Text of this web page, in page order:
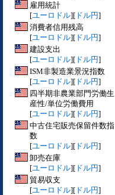
雇用統計
[ユーロドル][ ドル円]
消費者信用残高
[ユーロドル][ ドル円]
建設支出
[ユーロドル][ ドル円]
ISM非製造業景況指数
[ユーロドル][ ドル円]
四半期非農業部門労働生
産性/単位労働費用
[ユーロドル][ ドル円]
中古住宅販売保留件数指
数
[ユーロドル][ ドル円]
卸売在庫
[ユーロドル][ ドル円]
貿易収支
[ユーロドル][ ドル円]